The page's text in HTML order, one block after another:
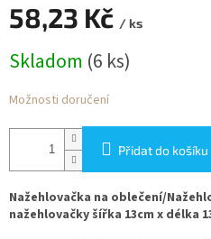
58,23 Kč / ks
cena:
Skladom (6 ks)
Možnosti doručení
Přidat do košíku
Nažehlovačka na oblečení/
nažehlovačky šířka 13cm x délka